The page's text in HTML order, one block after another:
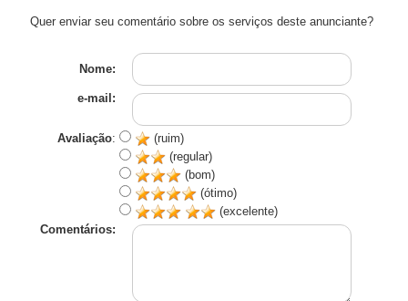
Quer enviar seu comentário sobre os serviços deste anunciante?
Nome:
e-mail:
Avaliação:
(ruim)
(regular)
(bom)
(ótimo)
(excelente)
Comentários: